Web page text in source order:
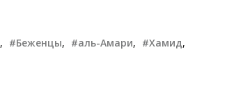
, #Беженцы, #аль-Амари, #Хамид,